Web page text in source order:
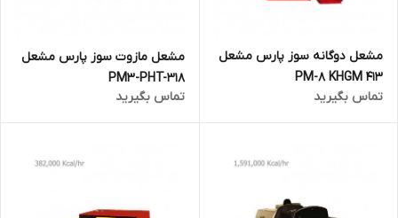
مشعل دوگانه سوز پارس مشعل
PM-8 KHGM 413
تماس بگیرید
مشعل مازوت سوز پارس مشعل
PM3-PHT-318
تماس بگیرید